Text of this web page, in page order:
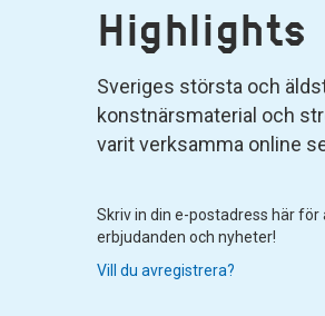
Highlights
Sveriges största och
konstnärsmaterial och
varit verksamma online
Skriv in din e-postadress här för
erbjudanden och nyheter!
Vill du avregistrera?